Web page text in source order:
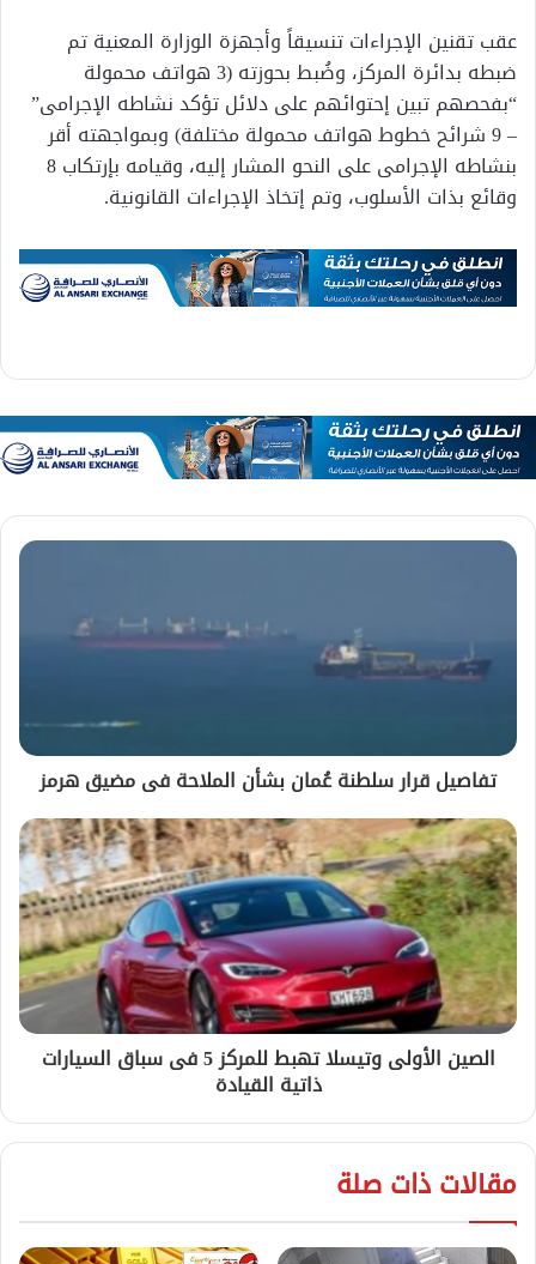
عقب تقنين الإجراءات تنسيقاً وأجهزة الوزارة المعنية تم
ضبطه بدائرة المركز، وضُبط بحوزته (3 هواتف محمولة
“بفحصهم تبين إحتوائهم على دلائل تؤكد نشاطه الإجرامى”
– 9 شرائح خطوط هواتف محمولة مختلفة) وبمواجهته أقر
بنشاطه الإجرامى على النحو المشار إليه، وقيامه بإرتكاب 8
وقائع بذات الأسلوب، وتم إتخاذ الإجراءات القانونية.
تفاصيل قرار سلطنة عُمان بشأن الملاحة فى مضيق هرمز
الصين الأولى وتيسلا تهبط للمركز 5 فى سباق السيارات
ذاتية القيادة
مقالات ذات صلة